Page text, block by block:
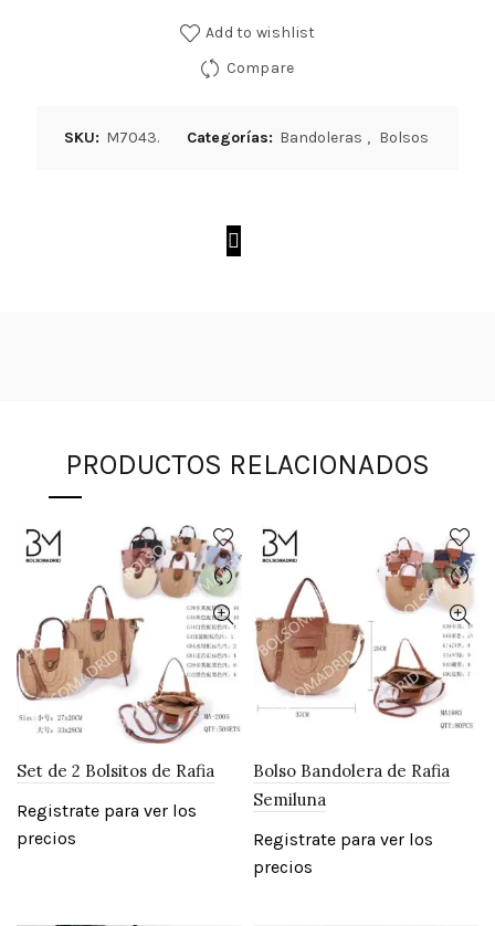
Add to wishlist
Compare
SKU: M7043. Categorías: Bandoleras , Bolsos
PRODUCTOS RELACIONADOS
Set de 2 Bolsitos de Rafia
Registrate para ver los
precios
Bolso Bandolera de Rafia
Semiluna
Registrate para ver los
precios